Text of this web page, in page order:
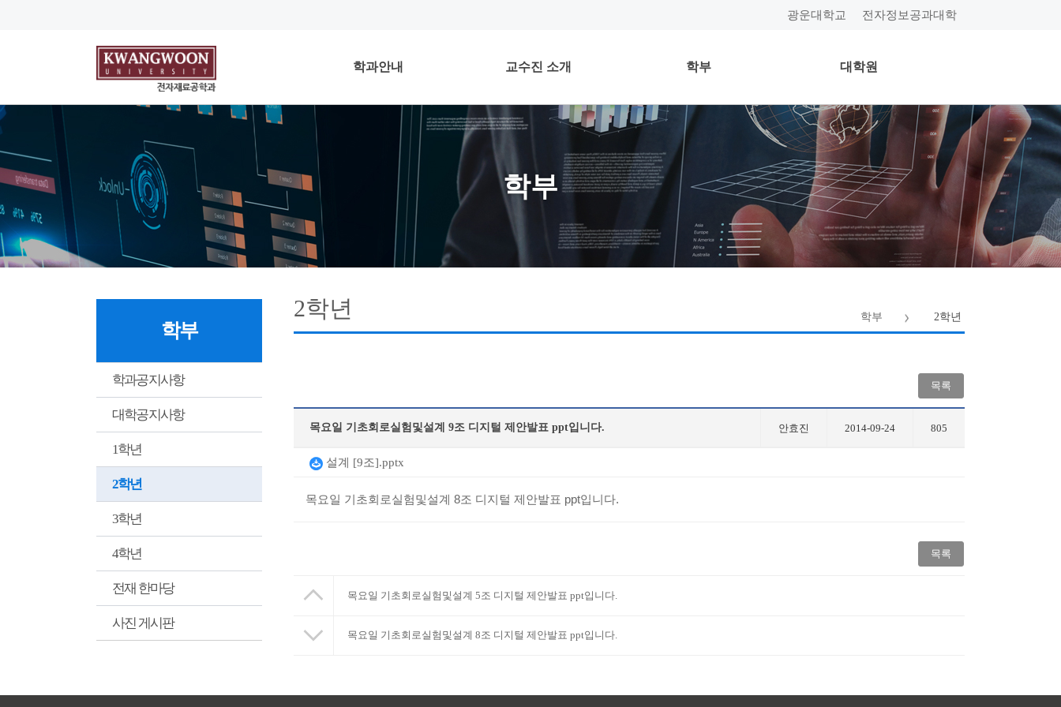
광운대학교 전자정보공과대학
학과안내 교수진 소개 학부 대학원
학부
학부
학과공지사항
대학공지사항
1학년
2학년
3학년
4학년
전재 한마당
사진 게시판
학부 2학년
2학년
목록
목요일 기초회로실험및설계 9조 디지털 제안발표 ppt입니다. 안효진 2014-09-24 805
설계 [9조].pptx
목요일 기초회로실험및설계 8조 디지털 제안발표 ppt입니다.
목록
목요일 기초회로실험및설계 5조 디지털 제안발표 ppt입니다.
목요일 기초회로실험및설계 8조 디지털 제안발표 ppt입니다.